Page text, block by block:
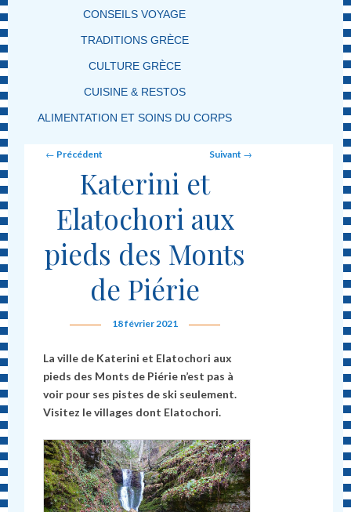
CONSEILS VOYAGE
TRADITIONS GRÈCE
CULTURE GRÈCE
CUISINE & RESTOS
ALIMENTATION ET SOINS DU CORPS
Post navigation
← Précédent Suivant →
Katerini et
Elatochori aux
pieds des Monts
de Piérie
18 février 2021
La ville de Katerini et Elatochori aux
pieds des Monts de Piérie n’est pas à
voir pour ses pistes de ski seulement.
Visitez le villages dont Elatochori.